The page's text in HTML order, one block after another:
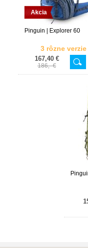
Akcia
Pinguin | Explorer 60
3 rôzne verzie
167,40 €
186,- €